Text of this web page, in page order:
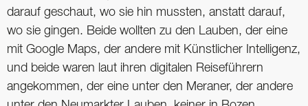
darauf geschaut, wo sie hin mussten, anstatt darauf,
wo sie gingen. Beide wollten zu den Lauben, der eine
mit Google Maps, der andere mit Künstlicher Intelligenz,
und beide waren laut ihren digitalen Reiseführern
angekommen, der eine unter den Meraner, der andere